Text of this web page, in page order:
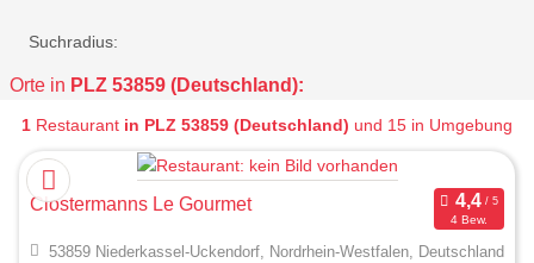
Suchradius:
Orte in PLZ 53859 (Deutschland):
1 Restaurant in PLZ 53859 (Deutschland) und 15 in Umgebung
Clostermanns Le Gourmet
4 Bew.
53859 Niederkassel-Uckendorf, Nordrhein-Westfalen, Deutschland